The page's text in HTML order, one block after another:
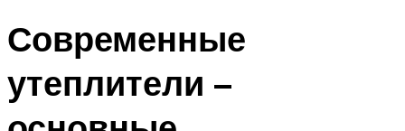
Современные
утеплители –